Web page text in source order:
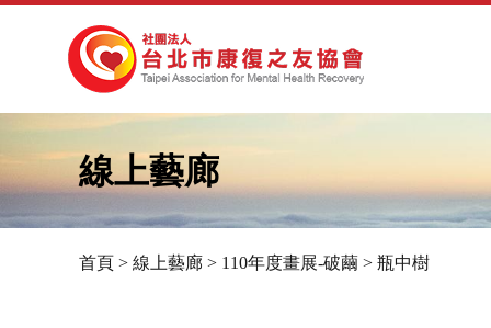
線上藝廊
您
首頁 > 線上藝廊 > 110年度畫展-破繭 > 瓶中樹